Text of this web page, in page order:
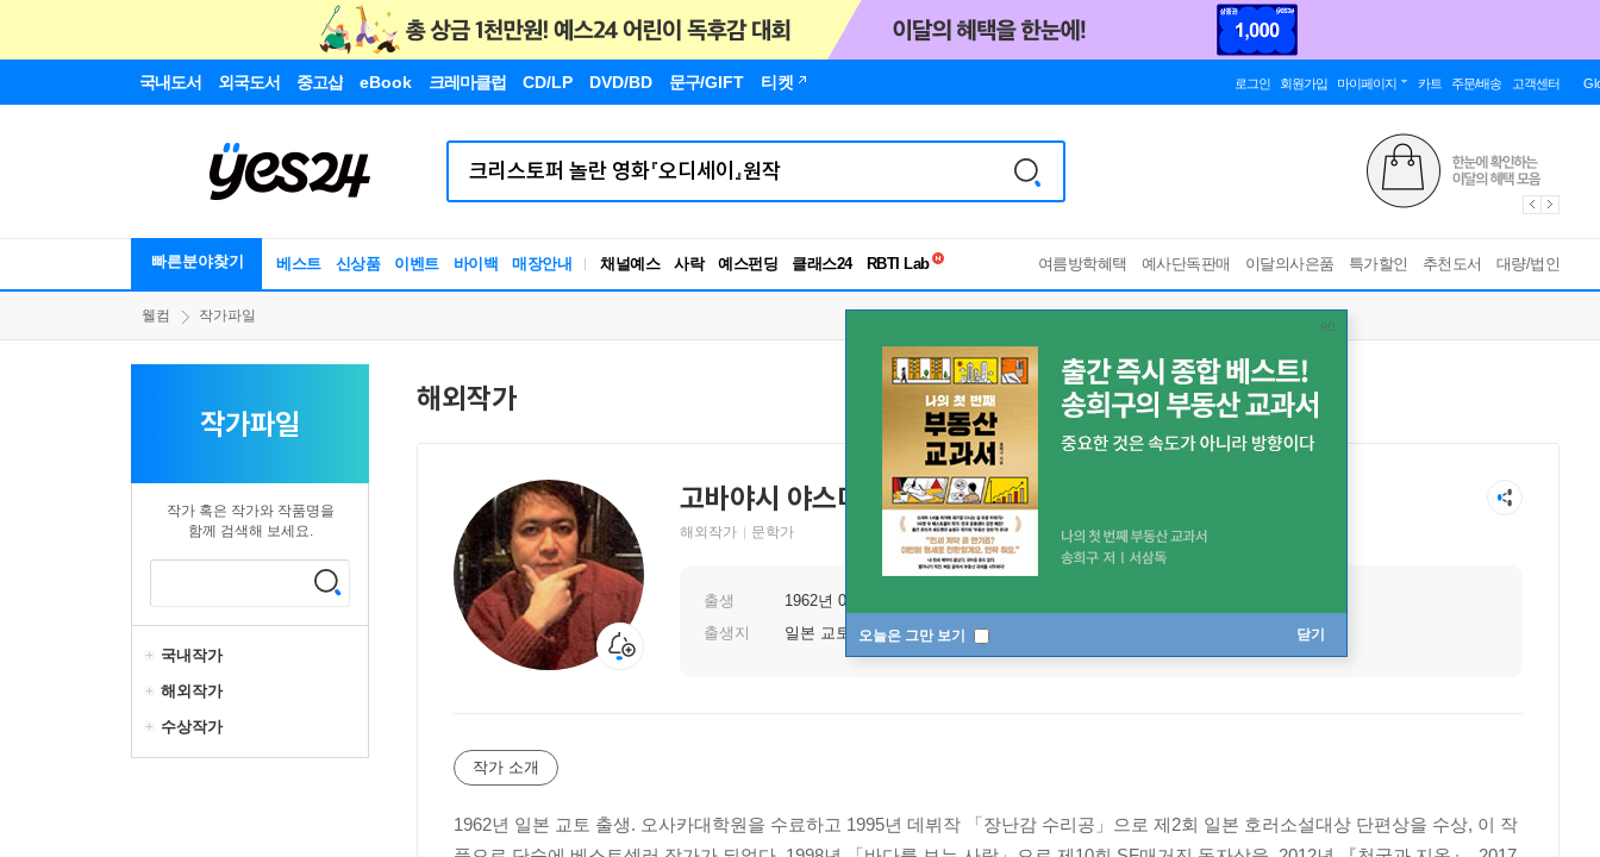
국내도서 외국도서 중고샵 eBook 크레마클럽 CD/LP DVD/BD 문구/GIFT 티켓 로그인 회원가입 마이페이지 카트 주문/배송 고객센터
빠른분야찾기 베스트 신상품 이벤트 바이백 매장안내 채널예스 사락 예스펀딩 클래스24
RBTI Lab
독서유형검사
여름방학혜택 예사단독판매 이달의사은품 특가할인 추천도서 대량/법인
오늘은 그만 보기 닫기
웰컴 작가파일
작가파일
작가 혹은 작가와 작품명을
함께 검색해 보세요.
국내작가
해외작가
수상작가
해외작가
고바야시 야스미 Yasumi Kobayashi こばやし やすみ
해외작가
문학가
출생 1962년 08월 07일
출생지
일본 교토
작가 소개
1962년 일본 교토 출생. 오사카대학원을 수료하고 1995년 데뷔작 「장난감 수리공」으로 제2회 일본 호러소설대상 단편상을 수상, 이 작